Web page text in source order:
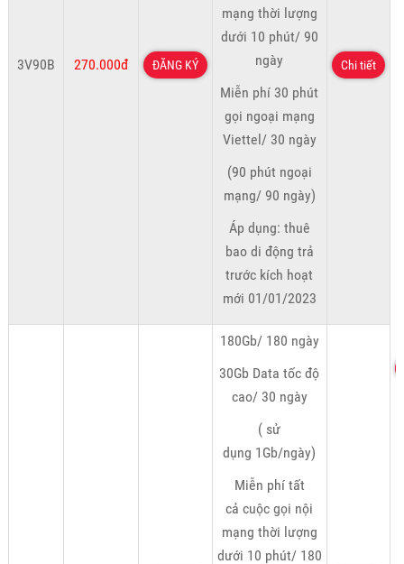
3V90B 270.000đ ĐĂNG KÝ
mạng thời lượng
dưới 10 phút/ 90
ngày
Miễn phí 30 phút
gọi ngoại mạng
Viettel/ 30 ngày
(90 phút ngoại
mạng/ 90 ngày)
Áp dụng: thuê
bao di động trả
trước kích hoạt
mới 01/01/2023
Chi tiết
180Gb/ 180 ngày
30Gb Data tốc độ
cao/ 30 ngày
( sử
dụng 1Gb/ngày)
Miễn phí tất
cả cuộc gọi nội
mạng thời lượng
dưới 10 phút/ 180